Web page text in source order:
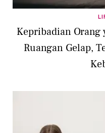
Kepribadian Orang
Ruangan Gelap,